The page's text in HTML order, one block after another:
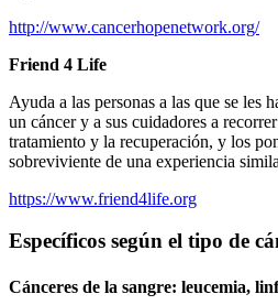
http://www.cancerhopenetwork.org/
Friend 4 Life
Ayuda a las personas a las que se les
un cáncer y a sus cuidadores a
tratamiento y la recuperación, y los
sobreviviente de una experiencia
https://www.friend4life.org
Específicos según el tipo de
Cánceres de la sangre: leucemia,